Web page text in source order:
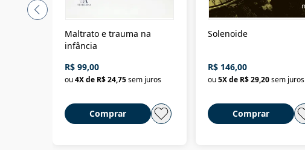
Maltrato e trauma na
infância
R$ 99,00
ou4X de R$ 24,75sem juros
Comprar
Solenoide
R$ 146,00
ou5X de R$ 29,20sem juros
Comprar